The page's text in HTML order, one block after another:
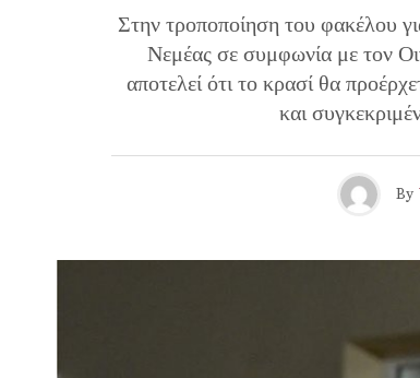
Στην τροποποίηση του φακέλου
Νεμέας σε συμφωνία με τον
αποτελεί ότι το κρασί θα
και
By